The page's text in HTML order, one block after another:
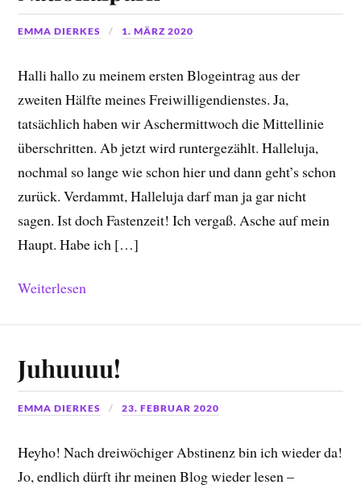
EMMA DIERKES 1. MÄRZ 2020
Halli hallo zu meinem ersten Blogeintrag aus der
zweiten Hälfte meines Freiwilligendienstes. Ja,
tatsächlich haben wir Aschermittwoch die Mittellinie
überschritten. Ab jetzt wird runtergezählt. Halleluja,
nochmal so lange wie schon hier und dann geht’s schon
zurück. Verdammt, Halleluja darf man ja gar nicht
sagen. Ist doch Fastenzeit! Ich vergaß. Asche auf mein
Haupt. Habe ich […]
Weiterlesen
Juhuuuu!
EMMA DIERKES 23. FEBRUAR 2020
Heyho! Nach dreiwöchiger Abstinenz bin ich wieder da!
Jo, endlich dürft ihr meinen Blog wieder lesen –